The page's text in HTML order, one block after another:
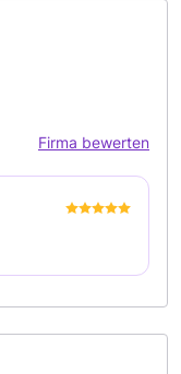
Firma bewerten